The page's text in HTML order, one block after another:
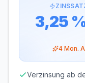
3,25
4Mon.
Verzinsung ab